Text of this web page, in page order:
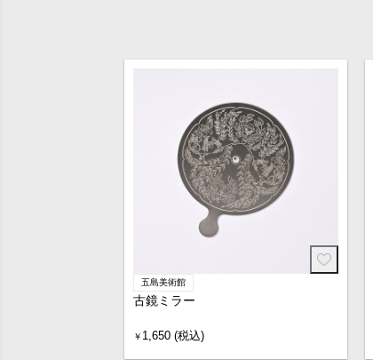
五島美術館
古鏡ミラー
￥ 1,650 (税込)